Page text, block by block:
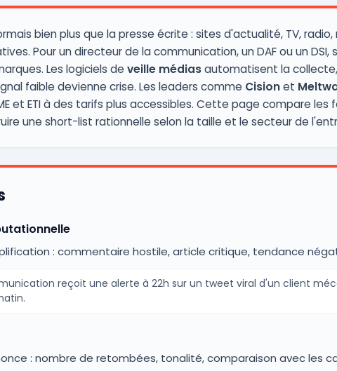
bien plus que la presse écrite : sites d'actualité, TV,
Pour un directeur de la communication, un DAF ou un
Les logiciels de veille médiasautomatisent la
faible devienne crise. Les leaders comme Cisionet
et ETI à des tarifs plus accessibles. Cette page compare
une short-list rationnelle selon la taille et le secteur de
: commentaire hostile, article critique, tendance
reçoit une alerte à 22h sur un tweet viral d'un client
: nombre de retombées, tonalité, comparaison avec les